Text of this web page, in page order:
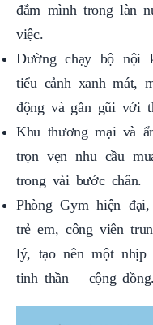
đắm mình trong làn
việc.
Đường chạy bộ nội
tiểu cảnh xanh mát,
động và gần gũi với
Khu thương mại và
trọn vẹn nhu cầu
trong vài bước chân.
Phòng Gym hiện
trẻ em, công viên
lý, tạo nên một nhịp
tinh thần – cộng đồng.